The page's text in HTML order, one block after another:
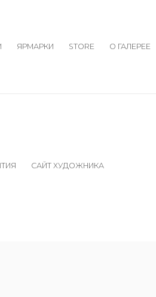
ЯРМАРКИ STORE О ГАЛЕРЕЕ
САЙТ ХУДОЖНИКА